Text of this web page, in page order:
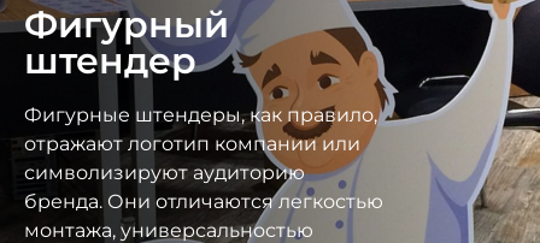
Фигурный
штендер
Фигурные штендеры, как правило,
отражают логотип компании или
символизируют аудиторию
бренда. Они отличаются легкостью
монтажа, универсальностью